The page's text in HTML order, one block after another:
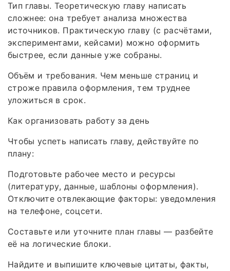
Тип главы. Теоретическую главу написать
сложнее: она требует анализа множества
источников. Практическую главу (с расчётами,
экспериментами, кейсами) можно оформить
быстрее, если данные уже собраны.
Объём и требования. Чем меньше страниц и
строже правила оформления, тем труднее
уложиться в срок.
Как организовать работу за день
Чтобы успеть написать главу, действуйте по
плану:
Подготовьте рабочее место и ресурсы
(литературу, данные, шаблоны оформления).
Отключите отвлекающие факторы: уведомления
на телефоне, соцсети.
Составьте или уточните план главы — разбейте
её на логические блоки.
Найдите и выпишите ключевые цитаты, факты,